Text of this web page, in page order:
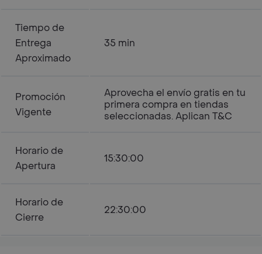
Tiempo de
Entrega
Aproximado
35 min
Promoción
Vigente
Aprovecha el envío gratis en tu
primera compra en tiendas
seleccionadas. Aplican T&C
Horario de
Apertura
15:30:00
Horario de
Cierre
22:30:00